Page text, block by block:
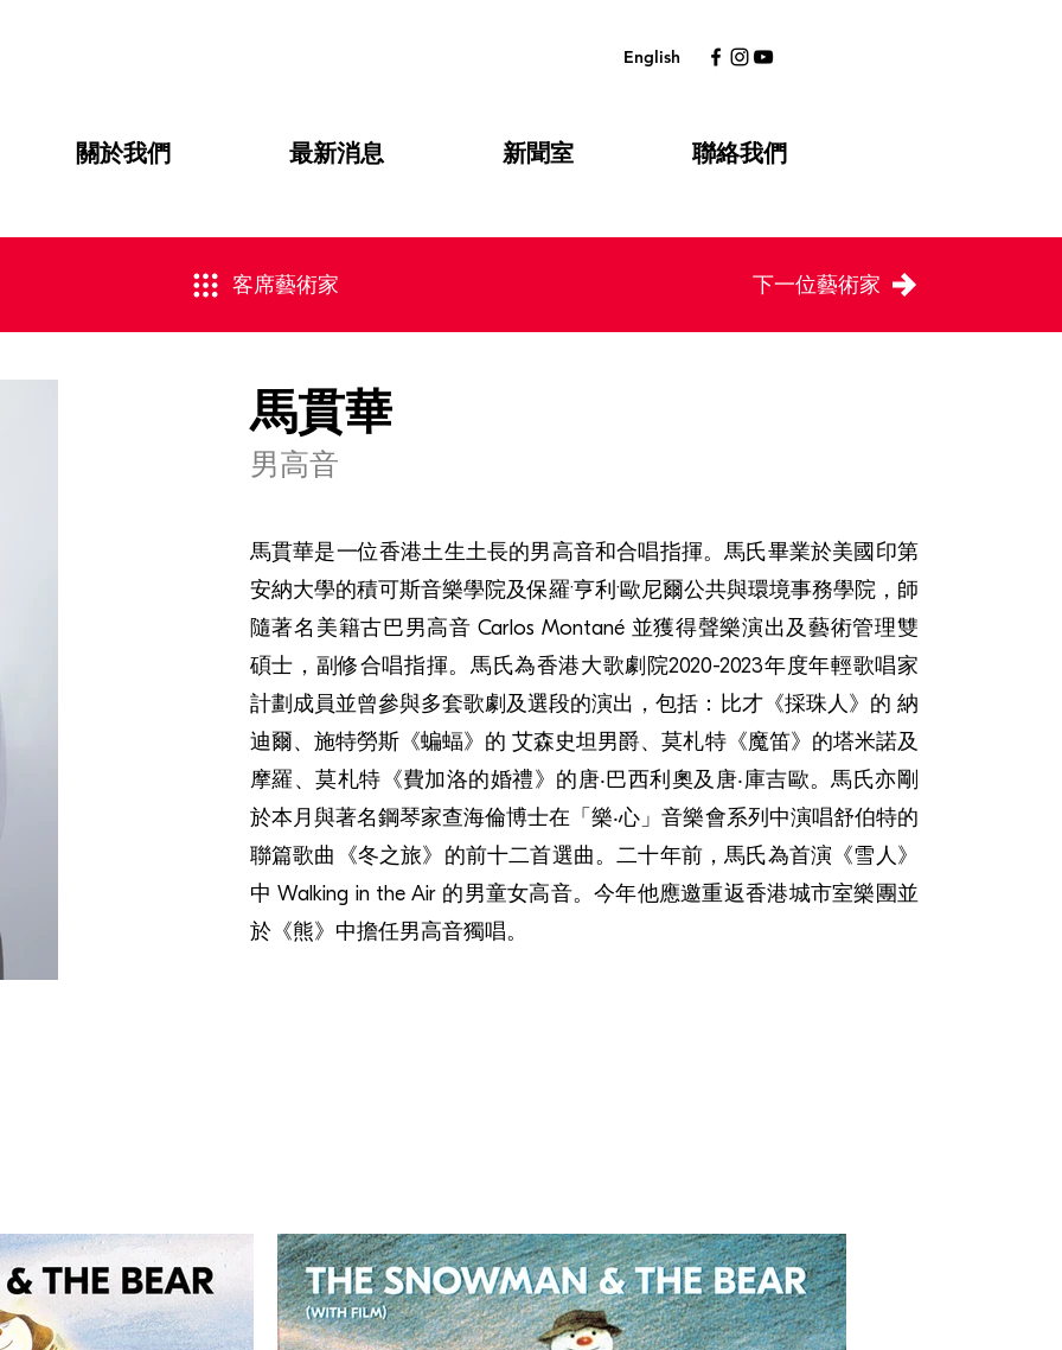
English
關於我們 最新消息 新聞室 聯絡我們
客席藝術家 下一位藝術家
馬貫華
男高音
馬貫華是一位香港土生土長的男高音和合唱指揮。馬氏畢業於美國印第
安納大學的積可斯音樂學院及保羅·亨利·歐尼爾公共與環境事務學院，師
隨著名美籍古巴男高音 Carlos Montané 並獲得聲樂演出及藝術管理雙
碩士，副修合唱指揮。馬氏為香港大歌劇院2020-2023年度年輕歌唱家
計劃成員並曾參與多套歌劇及選段的演出，包括：比才《採珠人》的 納
迪爾、施特勞斯《蝙蝠》的 艾森史坦男爵、莫札特《魔笛》的塔米諾及
摩羅、莫札特《費加洛的婚禮》的唐‧巴西利奧及唐‧庫吉歐。馬氏亦剛
於本月與著名鋼琴家查海倫博士在「樂‧心」音樂會系列中演唱舒伯特的
聯篇歌曲《冬之旅》的前十二首選曲。二十年前，馬氏為首演《雪人》
中 Walking in the Air 的男童女高音。今年他應邀重返香港城市室樂團並
於《熊》中擔任男高音獨唱。